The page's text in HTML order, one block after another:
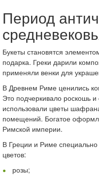
Период
Букеты становятся
подарка. Греки дарили
применяли венки для
В Древнем Риме ценились
Это подчеркивало роскошь
использовали цветы
помещений. Богатое
Римской империи.
В Греции и Риме
цветов:
розы;